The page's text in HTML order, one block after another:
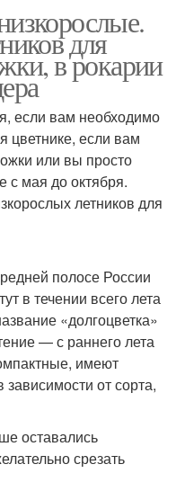
для
в рокарии
если вам необходимо
цветнике, если вам
или вы просто
с мая до октября.
летников для
полосе России
в течении всего лета
«долгоцветка»
— с раннего лета
имеют
от сорта,
оставались
срезать